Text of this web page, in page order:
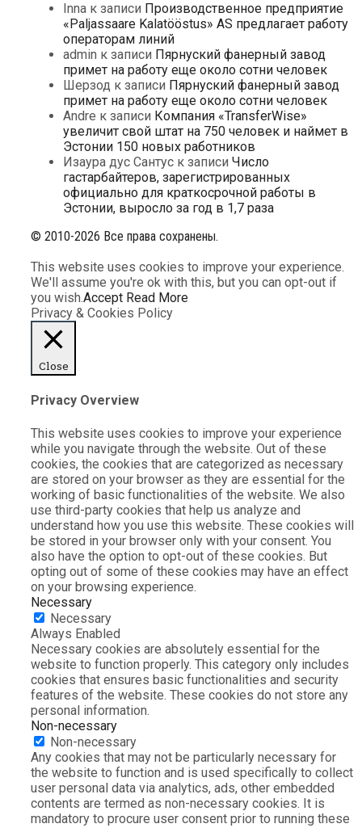
Inna к записи Производственное предприятие
«Paljassaare Kalatööstus» AS предлагает работу
операторам линий
admin к записи Пярнуский фанерный завод
примет на работу еще около сотни человек
Шерзод к записи Пярнуский фанерный завод
примет на работу еще около сотни человек
Andre к записи Компания «TransferWise»
увеличит свой штат на 750 человек и наймет в
Эстонии 150 новых работников
Изаура дус Сантус к записи Число
гастарбайтеров, зарегистрированных
официально для краткосрочной работы в
Эстонии, выросло за год в 1,7 раза
© 2010-2026 Все права сохранены.
This website uses cookies to improve your experience.
We'll assume you're ok with this, but you can opt-out if
you wish.Accept Read More
Privacy & Cookies Policy
Close
Privacy Overview
This website uses cookies to improve your experience
while you navigate through the website. Out of these
cookies, the cookies that are categorized as necessary
are stored on your browser as they are essential for the
working of basic functionalities of the website. We also
use third-party cookies that help us analyze and
understand how you use this website. These cookies will
be stored in your browser only with your consent. You
also have the option to opt-out of these cookies. But
opting out of some of these cookies may have an effect
on your browsing experience.
Necessary
Necessary
Always Enabled
Necessary cookies are absolutely essential for the
website to function properly. This category only includes
cookies that ensures basic functionalities and security
features of the website. These cookies do not store any
personal information.
Non-necessary
Non-necessary
Any cookies that may not be particularly necessary for
the website to function and is used specifically to collect
user personal data via analytics, ads, other embedded
contents are termed as non-necessary cookies. It is
mandatory to procure user consent prior to running these